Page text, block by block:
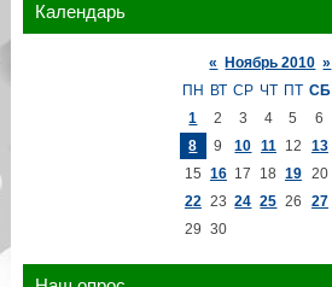
Календарь
« Ноябрь 2010 »
ПН ВТ СР ЧТ ПТ СБ
1
2 3 4 5 6
8
9 10 11 12 13
15 16 17 18 19 20
22 23 24 25 26 27
29 30